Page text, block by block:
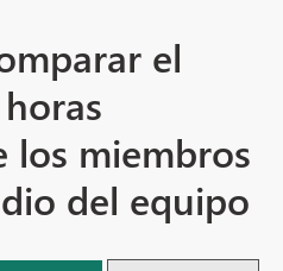
el
los miembros
del equipo